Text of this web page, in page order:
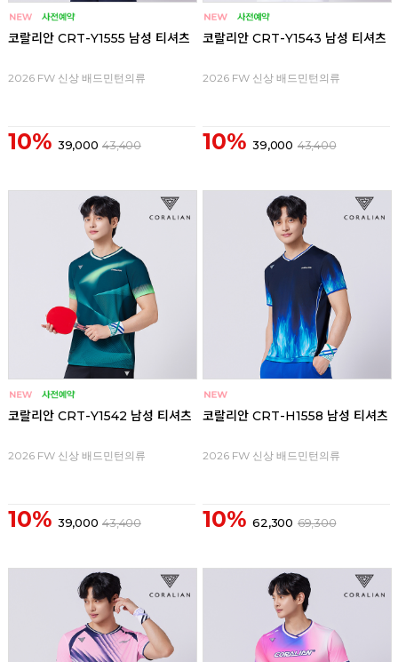
코랄리안 CRT-Y1555 남성 티셔츠
2026 FW 신상 배드민턴의류
10% 39,000 43,400
코랄리안 CRT-Y1543 남성 티셔츠
2026 FW 신상 배드민턴의류
10% 39,000 43,400
코랄리안 CRT-Y1542 남성 티셔츠
2026 FW 신상 배드민턴의류
10% 39,000 43,400
코랄리안 CRT-H1558 남성 티셔츠
2026 FW 신상 배드민턴의류
10% 62,300 69,300